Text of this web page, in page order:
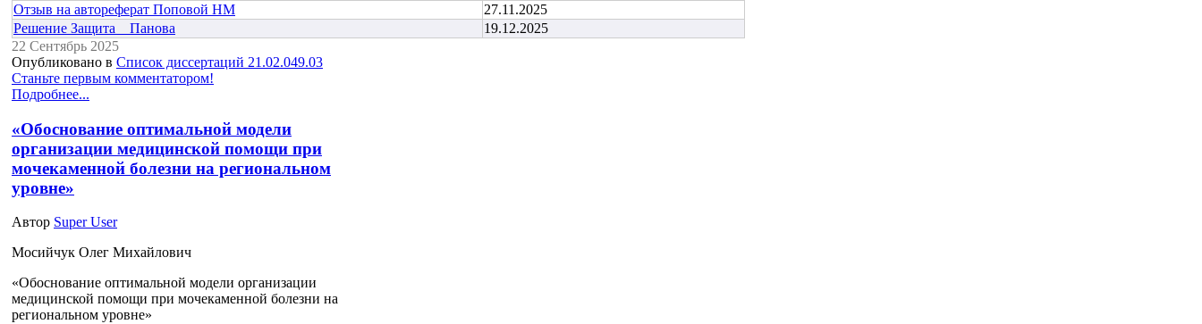
Отзыв на автореферат Поповой НМ
27.11.2025
Решение Защита _ Панова
19.12.2025
22 Сентябрь 2025
Опубликовано в Список диссертаций 21.02.049.03
Станьте первым комментатором!
Подробнее...
«Обоснование оптимальной модели
организации медицинской помощи при
мочекаменной болезни на региональном
уровне»
Автор Super User
Мосийчук Олег Михайлович
«Обоснование оптимальной модели организации
медицинской помощи при мочекаменной болезни на
региональном уровне»